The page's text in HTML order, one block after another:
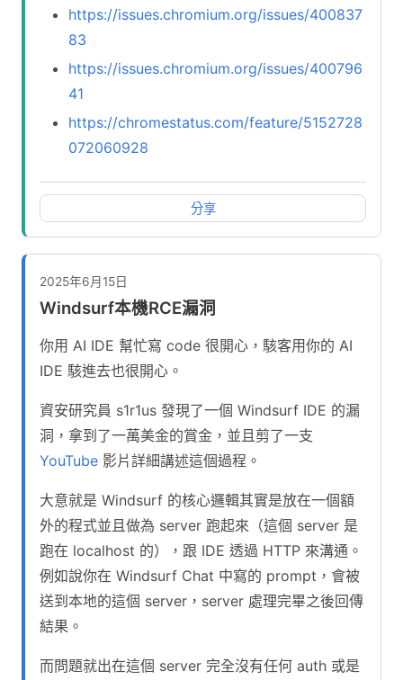
https://issues.chromium.org/issues/400837
83
https://issues.chromium.org/issues/400796
41
https://chromestatus.com/feature/5152728
072060928
分享
2025年6月15日
Windsurf本機RCE漏洞
你用 AI IDE 幫忙寫 code 很開心，駭客用你的 AI
IDE 駭進去也很開心。
資安研究員 s1r1us 發現了一個 Windsurf IDE 的漏
洞，拿到了一萬美金的賞金，並且剪了一支
YouTube 影片詳細講述這個過程。
大意就是 Windsurf 的核心邏輯其實是放在一個額
外的程式並且做為 server 跑起來（這個 server 是
跑在 localhost 的），跟 IDE 透過 HTTP 來溝通。
例如說你在 Windsurf Chat 中寫的 prompt，會被
送到本地的這個 server，server 處理完畢之後回傳
結果。
而問題就出在這個 server 完全沒有任何 auth 或是